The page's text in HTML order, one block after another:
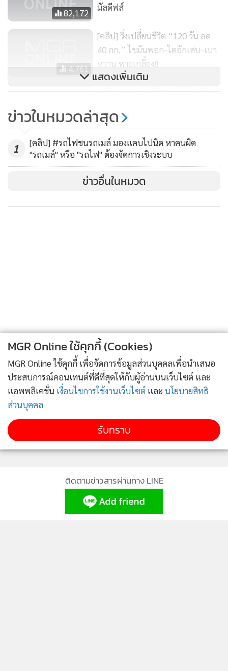
82,172
มัลดีฟส์
4,761
[คลิป] วิ่งเปลี่ยนชีวิต “120 วัน ลด
40 กก.” ไขมันพอก-ไตอักเสบ-เบา
หวาน หายเกลี้ยง!!
870
[คลิป] “คนเป็นผู้กำกับได้ ต้องมี
ของ “จิม-โสภณ”
แสดงเพิ่มเติม
ข่าวในหมวดล่าสุด
1
[คลิป] #รถไฟชนรถเมล์ มองแคบไปนิด หาคนผิด
"รถเมล์" หรือ "รถไฟ" ต้องจัดการเชิงระบบ
ข่าวอื่นในหมวด
ติดตามข่าวสารผ่านทาง LINE
MGR Online ใช้คุกกี้ (Cookies)
MGR Online ใช้คุกกี้ เพื่อจัดการข้อมูลส่วนบุคคลเพื่อนำเสนอ
ประสบการณ์คอนเทนต์ที่ดีที่สุดให้กับผู้อ่านบนเว็บไซต์ และ
แอพพลิเคชั่น เงื่อนไขการใช้งานเว็บไซต์ และ นโยบายสิทธิ
ส่วนบุคคล
รับทราบ